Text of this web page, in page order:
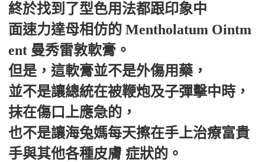
終於找到了型色用法都跟印象中
面速力達母相仿的 Mentholatum Ointm
ent 曼秀雷敦軟膏。
但是，這軟膏並不是外傷用藥，
並不是讓總統在被鞭炮及子彈擊中時，
抹在傷口上應急的，
也不是讓海兔媽每天擦在手上治療富貴
手與其他各種皮膚 症狀的。